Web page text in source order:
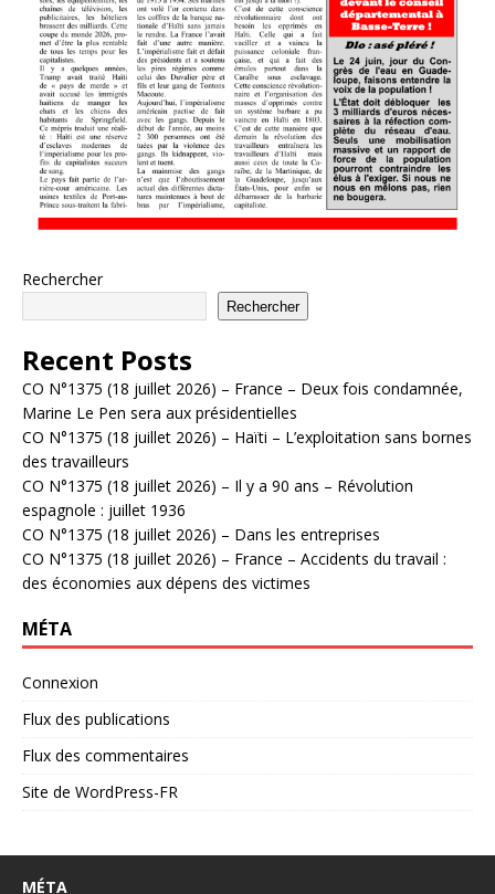
Rechercher
Rechercher
Recent Posts
CO N°1375 (18 juillet 2026) – France – Deux fois condamnée,
Marine Le Pen sera aux présidentielles
CO N°1375 (18 juillet 2026) – Haïti – L’exploitation sans bornes
des travailleurs
CO N°1375 (18 juillet 2026) – Il y a 90 ans – Révolution
espagnole : juillet 1936
CO N°1375 (18 juillet 2026) – Dans les entreprises
CO N°1375 (18 juillet 2026) – France – Accidents du travail :
des économies aux dépens des victimes
MÉTA
Connexion
Flux des publications
Flux des commentaires
Site de WordPress-FR
MÉTA